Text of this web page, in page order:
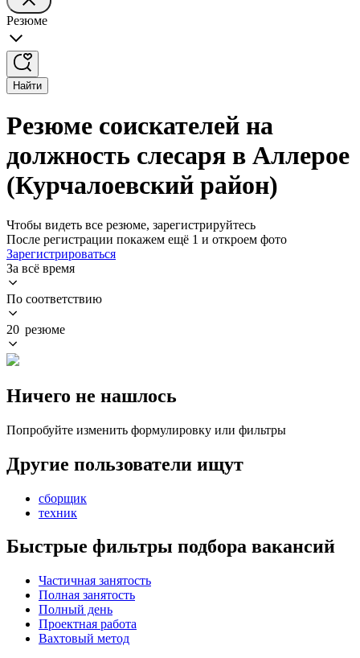
Резюме
Найти
Резюме соискателей на
должность слесаря в Аллерое
(Курчалоевский район)
Чтобы видеть все резюме, зарегистрируйтесь
После регистрации покажем ещё 1 и откроем фото
Зарегистрироваться
За всё время
По соответствию
20 резюме
Ничего не нашлось
Попробуйте изменить формулировку или фильтры
Другие пользователи ищут
сборщик
техник
Быстрые фильтры подбора вакансий
Частичная занятость
Полная занятость
Полный день
Проектная работа
Вахтовый метод